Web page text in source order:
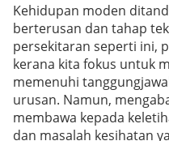
Kehidupan moden
berterusan dan tahap
persekitaran seperti ini,
kerana kita fokus untuk
memenuhi
urusan. Namun,
membawa kepada
dan masalah kesihatan